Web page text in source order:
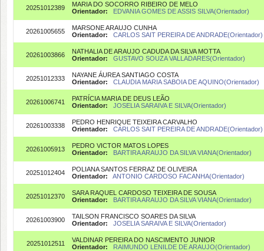
20251012389
MARIA DO SOCORRO RIBEIRO DE MELO
Orientador:
EDVANIA GOMES DE ASSIS SILVA(Orientador)
20261005655
MARSONE ARAUJO CUNHA
Orientador:
CARLOS SAIT PEREIRA DE ANDRADE(Orientador)
20261003866
NATHALIA DE ARAUJO CADUDA DA SILVA MOTTA
Orientador:
GUSTAVO SOUZA VALLADARES(Orientador)
20251012333
NAYANE ÁUREA SANTIAGO COSTA
Orientador:
CLAUDIA MARIA SABOIA DE AQUINO(Orientador)
20261006741
PATRÍCIA MARIA DE DEUS LEÃO
Orientador:
JOSELIA SARAIVA E SILVA(Orientador)
20261003338
PEDRO HENRIQUE TEIXEIRA CARVALHO
Orientador:
CARLOS SAIT PEREIRA DE ANDRADE(Orientador)
20261005913
PEDRO VICTOR MATOS LOPES
Orientador:
BARTIRA ARAUJO DA SILVA VIANA(Orientador)
20251012404
POLIANA SANTOS FERRAZ DE OLIVEIRA
Orientador:
ANTONIO CARDOSO FACANHA(Orientador)
20251012370
SARA RAQUEL CARDOSO TEIXEIRA DE SOUSA
Orientador:
BARTIRA ARAUJO DA SILVA VIANA(Orientador)
20261003900
TAILSON FRANCISCO SOARES DA SILVA
Orientador:
JOSELIA SARAIVA E SILVA(Orientador)
20251012511
VALDINAR PEREIRA DO NASCIMENTO JUNIOR
Orientador:
RAIMUNDO LENILDE DE ARAUJO(Orientador)